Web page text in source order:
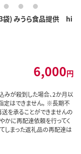
袋) みうら食品提供 hi
8 9 10
6,000円
みが殺到した場合、2か月以
定はできません。 ※長期不
を承ることができませんの
かに再配達依頼を行ってく
しまった返礼品の再配達は